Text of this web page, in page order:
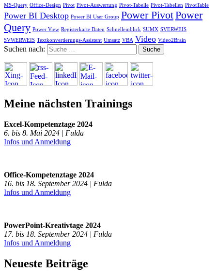
MS-Query Office-Design Pivot Pivot-Auswertung Pivot-Tabelle Pivot-Tabellen PivotTable
Power BI Desktop Power BI User Group Power PivotPower
Query Power View Registerkarte Daten Schnelleinblick SUMX SVERWEIS
SVWERWEIS Textkonvertierungs-Assistent Umsatz VBA Video Video2Brain
Suchen nach:
Meine nächsten Trainings
Excel-Kompetenztage 2024
6. bis 8. Mai 2024 | Fulda
Infos und Anmeldung
Office-Kompetenztage 2024
16. bis 18. September 2024 | Fulda
Infos und Anmeldung
PowerPoint-Kreativtage 2024
17. bis 18. September 2024 | Fulda
Infos und Anmeldung
Neueste Beiträge